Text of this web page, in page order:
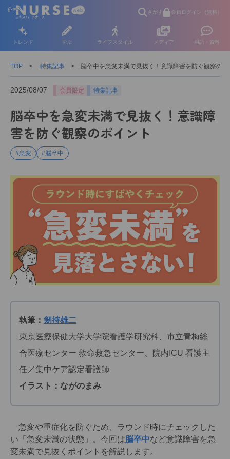
さがす 会員ログイン（無料）
トレンド 学ぶ ライフスタイル メディア 用語・資料
TOP 特集記事 脳卒中を急変未満で見抜く！意識障害を防ぐ観察のポ
2025/08/07 会員限定 特集記事
脳卒中を急変未満で見抜く！意識障
害を防ぐ観察のポイント
#急変 #脳卒中
執筆： 剱持雄二
東京医療保健大学大学院看護学研究科、市立青梅総
合医療センター 救命救急センター、院内ICU 看護主
任／集中ケア認定看護師
イラスト：ながのまみ
急変や重症化を防ぐため、ラウンド時にチェックした
い「急変未満の状態」。今回は脳卒中など意識障害を急
変未満で見抜くポイントを解説します。